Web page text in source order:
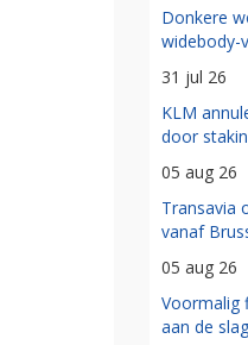
Donkere
widebody-
31 jul 26
KLM
door
05 aug 26
Transavia
vanaf
05 aug 26
Voormalig
aan de